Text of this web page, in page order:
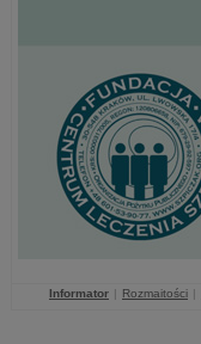
Informator | Rozmaitości |